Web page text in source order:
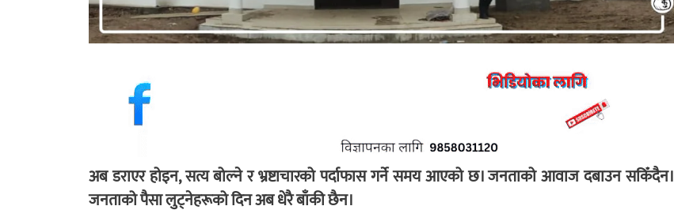
अब डराएर होइन, सत्य बोल्ने र भ्रष्टाचारको पर्दाफास गर्ने समय आएको छ। जनताको आवाज दबाउन सकिँदैन।
जनताको पैसा लुट्नेहरूको दिन अब धेरै बाँकी छैन।